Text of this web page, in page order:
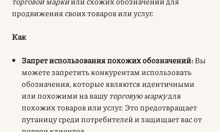
продвижения своих товаров или услуг.
Как
Запрет использования похожих обозначений:Вы
можете запретить конкурентам использовать
обозначения, которые являются идентичными
или похожими на вашу торговую маркудля
похожих товаров или услуг. Это предотвращает
путаницу среди потребителей и защищает вас от